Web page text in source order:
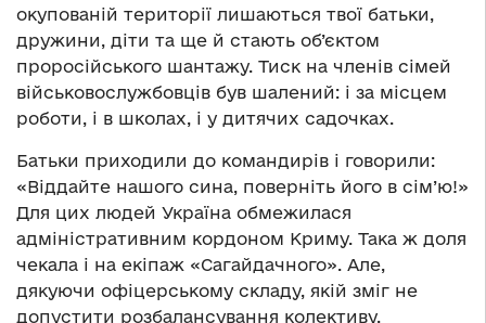
окупованій території лишаються твої батьки,
дружини, діти та ще й стають об’єктом
проросійського шантажу. Тиск на членів сімей
військовослужбовців був шалений: і за місцем
роботи, і в школах, і у дитячих садочках.
Батьки приходили до командирів і говорили:
«Віддайте нашого сина, поверніть його в сім’ю!»
Для цих людей Україна обмежилася
адміністративним кордоном Криму. Така ж доля
чекала і на екіпаж «Сагайдачного». Але,
дякуючи офіцерському складу, якій зміг не
допустити розбалансування колективу,